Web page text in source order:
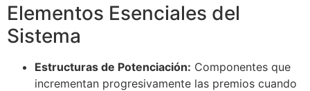
Elementos Esenciales del
Sistema
Estructuras de Potenciación: Componentes que
incrementan progresivamente las premios cuando